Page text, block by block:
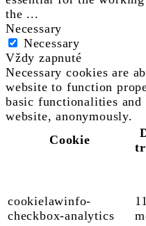
the ...
Necessary
Necessary
Vždy zapnuté
Necessary cookies are
website to function
basic functionalities
website, anonymously.
Cookie
cookielawinfo-
checkbox-analytics
11